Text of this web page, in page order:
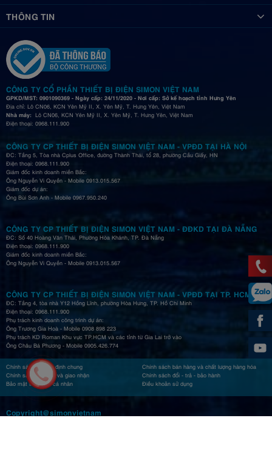
THÔNG TIN
CÔNG TY CỔ PHẦN THIẾT BỊ ĐIỆN SIMON VIỆT NAM
GPKD/MST: 0901090369 - Ngày cấp: 24/11/2020 - Nơi cấp: Sở kế hoạch tỉnh Hưng Yên
Địa chỉ: Lô CN06, KCN Yên Mỹ II, X. Yên Mỹ, T. Hưng Yên, Việt Nam
Nhà máy: Lô CN06, KCN Yên Mỹ II, X. Yên Mỹ, T. Hưng Yên, Việt Nam
Điện thoại: 0968.111.900
CÔNG TY CP THIẾT BỊ ĐIỆN SIMON VIỆT NAM - VPĐD TẠI HÀ NỘI
ĐC: Tầng 5, Tòa nhà Cplus Office, đường Thành Thái, tổ 28, phường Cầu Giấy, HN
Điện thoại: 0968.111.900
Giám đốc kinh doanh miền Bắc:
Ông Nguyễn Vi Quyền - Mobile 0913.015.567
Giám đốc dự án:
Ông Bùi Sơn Anh - Mobile 0967.950.240
CÔNG TY CP THIẾT BỊ ĐIỆN SIMON VIỆT NAM - ĐĐKD TẠI ĐÀ NẴNG
ĐC: Số 40 Hoàng Văn Thái, Phường Hòa Khánh, TP. Đà Nẵng
Điện thoại: 0968.111.900
Giám đốc kinh doanh miền Bắc:
Ông Nguyễn Vi Quyền - Mobile 0913.015.567
CÔNG TY CP THIẾT BỊ ĐIỆN SIMON VIỆT NAM - VPĐD TẠI TP. HCM
ĐC: Tầng 4, tòa nhà Y12 Hồng Lĩnh, phường Hòa Hưng, TP. Hồ Chí Minh
Điện thoại: 0968.111.900
Phụ trách kinh doanh công trình dự án:
Ông Trương Gia Hoà - Mobile 0908 898 223
Phụ trách KD Roman Khu vực TP.HCM và các tỉnh từ Gia Lai trở vào
Ông Châu Bá Phương - Mobile 0905.426.774
Chính sách và quy định chung
Chính sách bán hàng và chất lượng hàng hóa
Chính sách thu tiền và giao nhận
Chính sách đổi - trả - bảo hành
Bảo mật thông tin cá nhân
Điều khoản sử dụng
Copyright@simonvietnam